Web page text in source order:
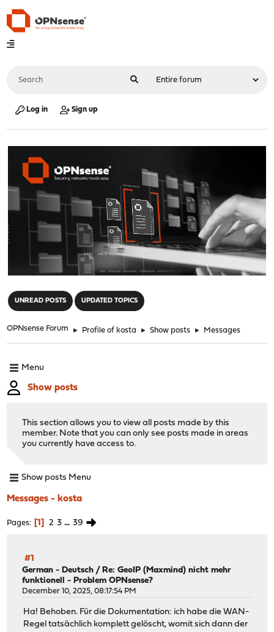
Log in Sign up
UNREAD POSTS UPDATED TOPICS
OPNsense Forum ► Profile of kosta ► Show posts ► Messages
Menu
Show posts
This section allows you to view all posts made by this
member. Note that you can only see posts made in areas
you currently have access to.
Show posts Menu
Messages - kosta
Pages 1 2 3 ... 39
#1
German - Deutsch / Re: GeoIP (Maxmind) nicht mehr
funktionell - Problem OPNsense?
December 10, 2025, 08:17:54 PM
Ha! Behoben. Für die Dokumentation: ich habe die WAN-
Regel tatsächlich komplett gelöscht, womit sich dann der